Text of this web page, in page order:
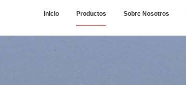
Inicio Productos Sobre Nosotros